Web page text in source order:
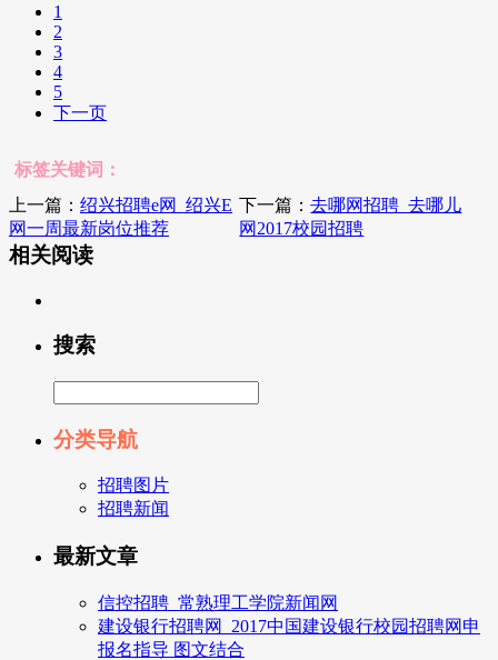
1
2
3
4
5
下一页
标签关键词：
上一篇： 绍兴招聘e网_绍兴E
网一周最新岗位推荐
下一篇：去哪网招聘_去哪儿
网2017校园招聘
相关阅读
搜索
分类导航
招聘图片
招聘新闻
最新文章
信控招聘_常熟理工学院新闻网
建设银行招聘网_2017中国建设银行校园招聘网申
报名指导 图文结合